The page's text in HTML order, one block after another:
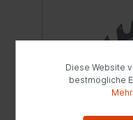
Diese Website
bestmögliche